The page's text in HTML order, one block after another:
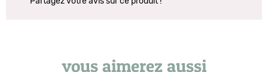
vous aimerez aussi